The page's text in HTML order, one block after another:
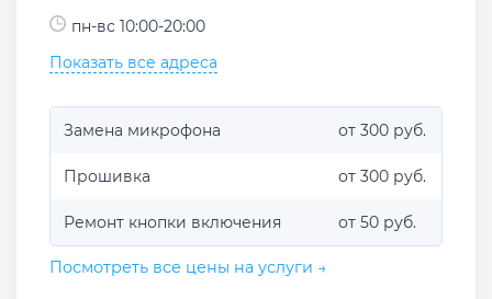
пн-вс 10:00-20:00
Показать все адреса
Замена микрофона от 300 руб.
Прошивка от 300 руб.
Ремонт кнопки включения от 50 руб.
Посмотреть все цены на услуги →